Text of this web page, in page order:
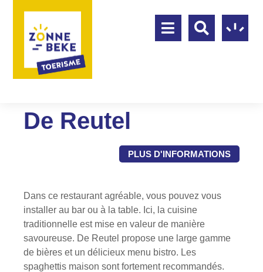
De Reutel
PLUS D'INFORMATIONS
Dans ce restaurant agréable, vous pouvez vous
installer au bar ou à la table. Ici, la cuisine
traditionnelle est mise en valeur de manière
savoureuse. De Reutel propose une large gamme
de bières et un délicieux menu bistro. Les
spaghettis maison sont fortement recommandés.